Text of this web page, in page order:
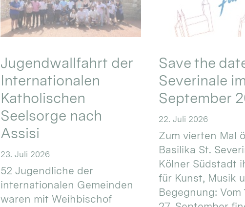
Jugendwallfahrt der
Internationalen
Katholischen
Seelsorge nach
Assisi
23. Juli 2026
52 Jugendliche der
internationalen Gemeinden
waren mit Weihbischof
Save the
Severinale im
September
22. Juli 2026
Zum vierten Mal
Basilika St.
Kölner Südstadt
für Kunst, Musik
Begegnung: Vom